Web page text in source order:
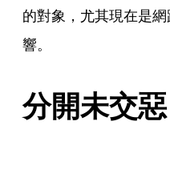
的對象，尤其現在是
響。
分開未交